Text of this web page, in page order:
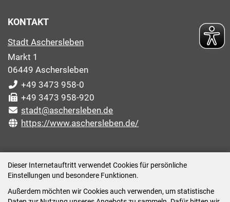
Dieser Internetauftritt verwendet Cookies für persönliche
Einstellungen und besondere Funktionen.
Außerdem möchten wir Cookies auch verwenden, um statistische
KONTAKT
Stadt Aschersleben
Markt 1
06449 Aschersleben
+49 3473 958-0
+49 3473 958-920
stadt@aschersleben.de
https://www.aschersleben.de/
Montag: 09:00-12:00 /14:00-15:00 Uhr
Dienstag: 09:00-12:00 /14:00-16:00 Uhr